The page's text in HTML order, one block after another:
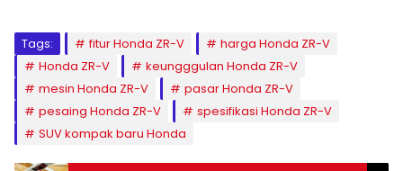
Tags: fitur Honda ZR-V
harga Honda ZR-V
Honda ZR-V
keungggulan Honda ZR-V
mesin Honda ZR-V
pasar Honda ZR-V
pesaing Honda ZR-V
spesifikasi Honda ZR-V
SUV kompak baru Honda